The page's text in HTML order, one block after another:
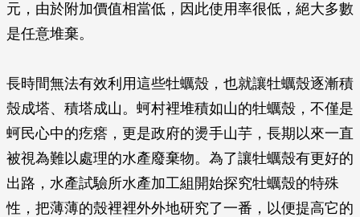
元，由於附加價值相當低，因此使用率很低，絕大多數
是任意堆棄。
長時間無法有效利用這些牡蠣殼，也就讓牡蠣殼逐漸積
殼成塔、積塔成山。蚵村裡堆積如山的牡蠣殼，不僅是
蚵民心中的疙瘩，更是政府的燙手山芋，長期以來一直
被視為難以處理的水產廢棄物。為了讓牡蠣殼有更好的
出路，水產試驗所水產加工組開始探究牡蠣殼的特殊
性，把薄薄的殼裡裡外外地研究了一番，以便提高它的